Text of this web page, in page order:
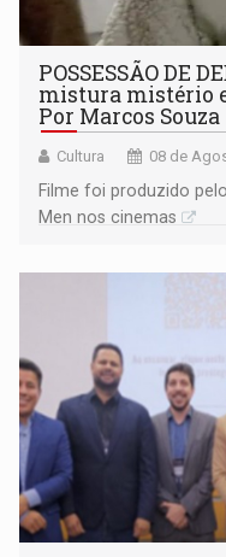
POSSESSÃO DE
mistura mistério
Por Marcos Souza
Cultura 08 de
Filme foi produzido
Men nos cinemas